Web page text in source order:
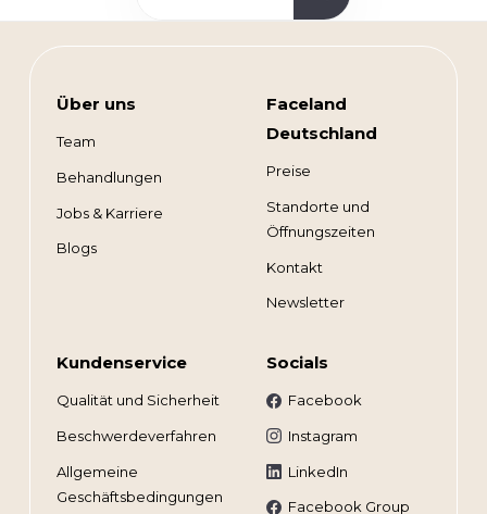
Über uns
Team
Behandlungen
Jobs & Karriere
Blogs
Faceland
Deutschland
Preise
Standorte und
Öffnungszeiten
Kontakt
Newsletter
Kundenservice
Qualität und Sicherheit
Beschwerdeverfahren
Allgemeine
Geschäftsbedingungen
Socials
Facebook
Instagram
LinkedIn
Facebook Group